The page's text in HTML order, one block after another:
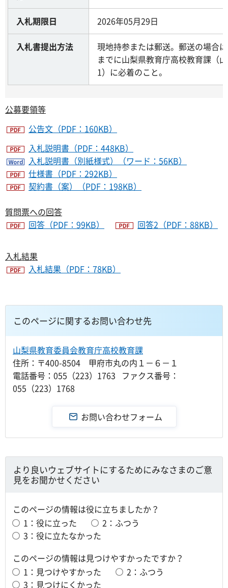
入札期限日 2026年05月29日
入札書提出方法
現地持参または郵送。郵送の場合
までに山梨県教育庁高校教育課（
1）に必着のこと。
公募要領等
公告文（PDF：160KB）
入札説明書（PDF：448KB）
入札説明書（別紙様式）（ワード：56KB）
仕様書（PDF：292KB）
契約書（案）（PDF：198KB）
質問票への回答
回答（PDF：99KB）
回答2（PDF：88KB）
入札結果
入札結果（PDF：78KB）
このページに関するお問い合わせ先
山梨県教育委員会教育庁高校教育課
住所：〒400-8504 甲府市丸の内１－６－１
電話番号：055（223）1763 ファクス番号：
055（223）1768
より良いウェブサイトにするためにみなさまのご意
見をお聞かせください
このページの情報は役に立ちましたか？
1：役に立った
2：ふつう
3：役に立たなかった
このページの情報は見つけやすかったですか？
1：見つけやすかった
2：ふつう
3：見つけにくかった